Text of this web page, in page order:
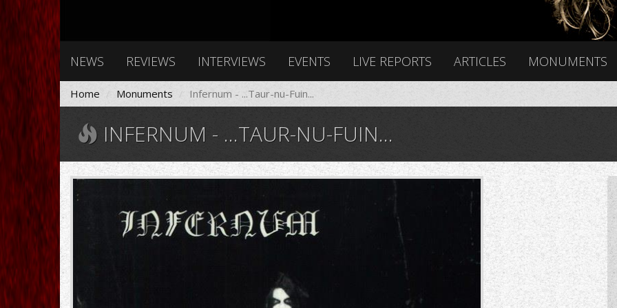
NEWS REVIEWS INTERVIEWS EVENTS LIVE REPORTS ARTICLES MONUMENTS
Home Monuments Infernum - ...Taur-nu-Fuin...
INFERNUM - ...TAUR-NU-FUIN...
429949.jpg